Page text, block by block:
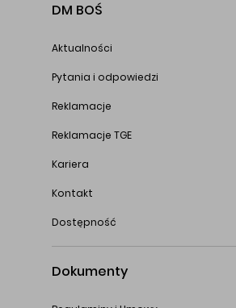
DM BOŚ
Aktualności
Pytania i odpowiedzi
Reklamacje
Reklamacje TGE
Kariera
Kontakt
Dostępność
Dokumenty